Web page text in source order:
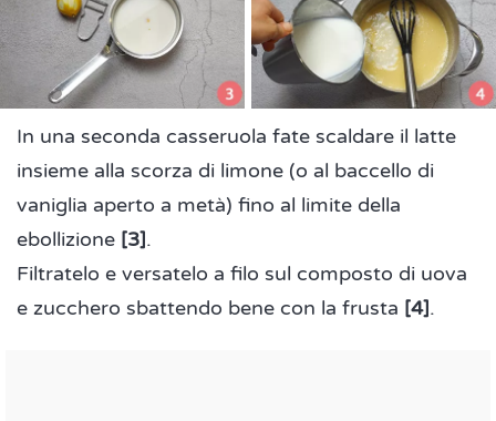
In una seconda casseruola fate scaldare il latte
insieme alla scorza di limone (o al baccello di
vaniglia aperto a metà) fino al limite della
ebollizione [3].
Filtratelo e versatelo a filo sul composto di uova
e zucchero sbattendo bene con la frusta [4].